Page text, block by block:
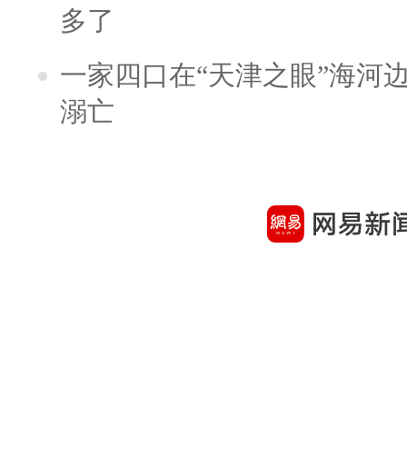
多了
一家四口在“天津之眼”海河
溺亡